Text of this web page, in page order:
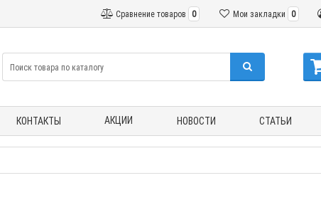
Мои закладки 0
Сравнение товаров 0
КОНТАКТЫ АКЦИИ НОВОСТИ СТАТЬИ